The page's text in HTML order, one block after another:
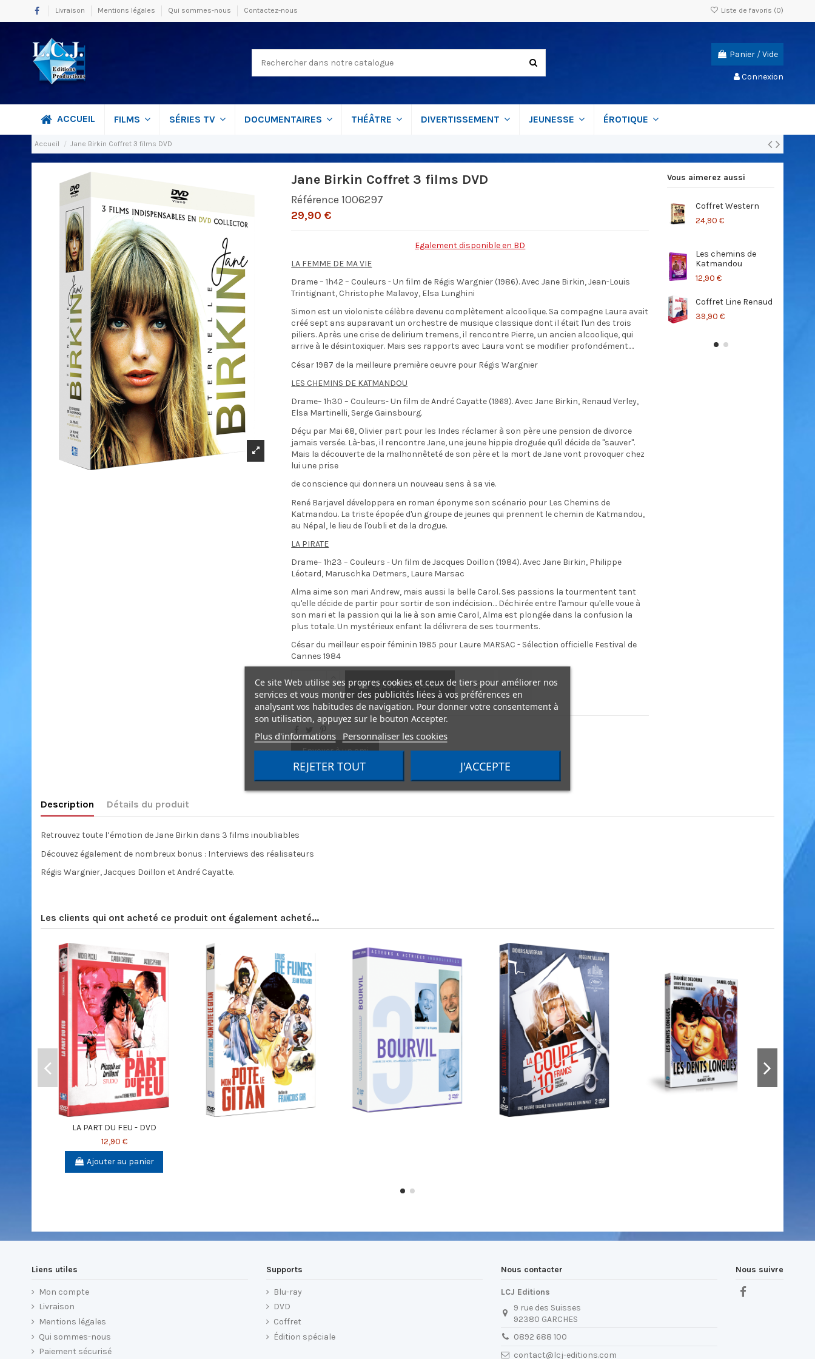
Livraison Mentions légales Qui sommes-nous Contactez-nous Liste de favoris (0)
Panier /Vide
Connexion
ACCUEIL FILMS SÉRIES TV DOCUMENTAIRES THÉÂTRE DIVERTISSEMENT JEUNESSE ÉROTIQUE
Accueil Jane Birkin Coffret 3 films DVD
Jane Birkin Coffret 3 films DVD
Référence 1006297
29,90 €
Egalement disponible en BD
LA FEMME DE MA VIE
Drame – 1h42 – Couleurs - Un film de Régis Wargnier (1986). Avec Jane Birkin, Jean-Louis
Trintignant, Christophe Malavoy, Elsa Lunghini
Simon est un violoniste célèbre devenu complètement alcoolique. Sa compagne Laura avait
créé sept ans auparavant un orchestre de musique classique dont il était l'un des trois
piliers. Après une crise de delirium tremens, il rencontre Pierre, un ancien alcoolique, qui
arrive à le désintoxiquer. Mais ses rapports avec Laura vont se modifier profondément.…
César 1987 de la meilleure première oeuvre pour Régis Wargnier
LES CHEMINS DE KATMANDOU
Drame– 1h30 – Couleurs- Un film de André Cayatte (1969). Avec Jane Birkin, Renaud Verley,
Elsa Martinelli, Serge Gainsbourg.
Déçu par Mai 68, Olivier part pour les Indes réclamer à son père une pension de divorce
jamais versée. Là-bas, il rencontre Jane, une jeune hippie droguée qu'il décide de "sauver".
Mais la découverte de la malhonnêteté de son père et la mort de Jane vont provoquer chez
lui une prise
de conscience qui donnera un nouveau sens à sa vie.
René Barjavel développera en roman éponyme son scénario pour Les Chemins de
Katmandou. La triste épopée d'un groupe de jeunes qui prennent le chemin de Katmandou,
au Népal, le lieu de l'oubli et de la drogue.
LA PIRATE
Drame– 1h23 – Couleurs - Un film de Jacques Doillon (1984). Avec Jane Birkin, Philippe
Léotard, Maruschka Detmers, Laure Marsac
Alma aime son mari Andrew, mais aussi la belle Carol. Ses passions la tourmentent tant
qu'elle décide de partir pour sortir de son indécision… Déchirée entre l'amour qu'elle voue à
son mari et la passion qui la lie à son amie Carol, Alma est plongée dans la confusion la
plus totale. Un mystérieux enfant la délivrera de ses tourments.
César du meilleur espoir féminin 1985 pour Laure MARSAC - Sélection officielle Festival de
Cannes 1984
Ajouter au panier
Envoyer à un ami
Vous aimerez aussi
Coffret Western
24,90 €
Les chemins de
Katmandou
12,90 €
Coffret Line Renaud
39,90 €
Description Détails du produit
Retrouvez toute l’émotion de Jane Birkin dans 3 films inoubliables
Découvez également de nombreux bonus : Interviews des réalisateurs
Régis Wargnier, Jacques Doillon et André Cayatte.
Les clients qui ont acheté ce produit ont également acheté...
LA PART DU FEU - DVD
12,90 €
Ajouter au panier
Liens utiles
Mon compte
Livraison
Mentions légales
Qui sommes-nous
Paiement sécurisé
Supports
Blu-ray
DVD
Coffret
Édition spéciale
Nous contacter
LCJ Editions
9 rue des Suisses
92380 GARCHES
0892 688 100
contact@lcj-editions.com
Ce site Web utilise ses propres cookies et ceux de tiers pour améliorer nos
services et vous montrer des publicités liées à vos préférences en
analysant vos habitudes de navigation. Pour donner votre consentement à
son utilisation, appuyez sur le bouton Accepter.
Plus d'informations Personnaliser les cookies
REJETER TOUT J'ACCEPTE
Nous suivre